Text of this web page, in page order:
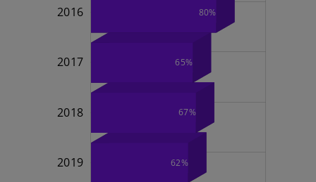
80%
65%
67%
62%
2016
2017
2018
2019